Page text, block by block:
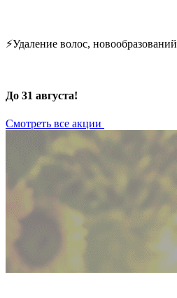
⚡Удаление волос, новообразований
До 31 августа!
Смотреть все акции